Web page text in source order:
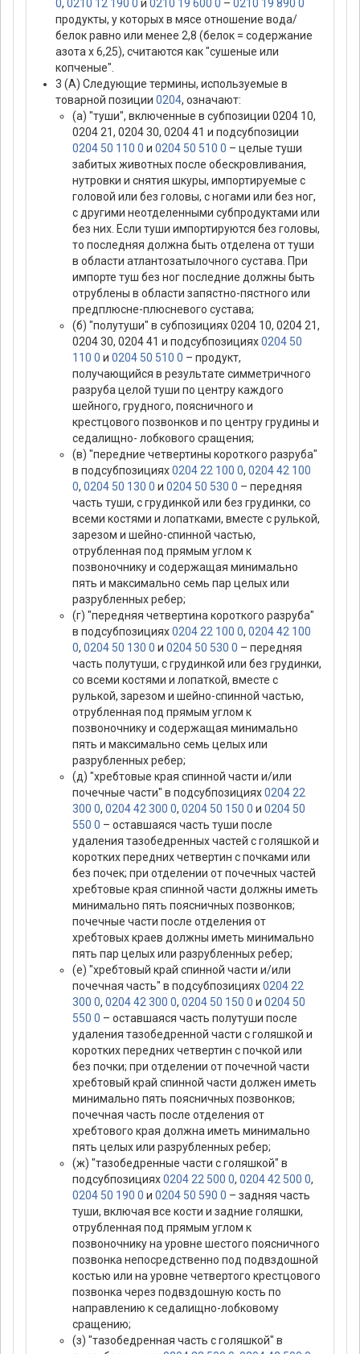
0, 0210 12 190 0 и 0210 19 600 0 – 0210 19 890 0
продукты, у которых в мясе отношение вода/
белок равно или менее 2,8 (белок = содержание
азота х 6,25), считаются как "сушеные или
копченые".
3 (А) Следующие термины, используемые в
товарной позиции 0204, означают:
(а) "туши", включенные в субпозиции 0204 10,
0204 21, 0204 30, 0204 41 и подсубпозиции
0204 50 110 0 и 0204 50 510 0 – целые туши
забитых животных после обескровливания,
нутровки и снятия шкуры, импортируемые с
головой или без головы, с ногами или без ног,
с другими неотделенными субпродуктами или
без них. Если туши импортируются без головы,
то последняя должна быть отделена от туши
в области атлантозатылочного сустава. При
импорте туш без ног последние должны быть
отрублены в области запястно-пястного или
предплюсне-плюсневого сустава;
(б) "полутуши" в субпозициях 0204 10, 0204 21,
0204 30, 0204 41 и подсубпозициях0204 50
110 0 и 0204 50 510 0 – продукт,
получающийся в результате симметричного
разруба целой туши по центру каждого
шейного, грудного, поясничного и
крестцового позвонков и по центру грудины и
седалищно- лобкового сращения;
(в) "передние четвертины короткого разруба"
в подсубпозициях0204 22 100 0, 0204 42 100
0, 0204 50 130 0 и 0204 50 530 0 – передняя
часть туши, с грудинкой или без грудинки, со
всеми костями и лопатками, вместе с рулькой,
зарезом и шейно-спинной частью,
отрубленная под прямым углом к
позвоночнику и содержащая минимально
пять и максимально семь пар целых или
разрубленных ребер;
(г) "передняя четвертина короткого разруба"
в подсубпозициях0204 22 100 0, 0204 42 100
0, 0204 50 130 0 и 0204 50 530 0 – передняя
часть полутуши, с грудинкой или без грудинки,
со всеми костями и лопаткой, вместе с
рулькой, зарезом и шейно-спинной частью,
отрубленная под прямым углом к
позвоночнику и содержащая минимально
пять и максимально семь целых или
разрубленных ребер;
(д) "хребтовые края спинной части и/или
почечные части" в подсубпозициях0204 22
300 0, 0204 42 300 0, 0204 50 150 0 и 0204 50
550 0 – оставшаяся часть туши после
удаления тазобедренных частей с голяшкой и
коротких передних четвертин с почками или
без почек; при отделении от почечных частей
хребтовые края спинной части должны иметь
минимально пять поясничных позвонков;
почечные части после отделения от
хребтовых краев должны иметь минимально
пять пар целых или разрубленных ребер;
(е) "хребтовый край спинной части и/или
почечная часть" в подсубпозициях0204 22
300 0, 0204 42 300 0, 0204 50 150 0 и 0204 50
550 0 – оставшаяся часть полутуши после
удаления тазобедренной части с голяшкой и
коротких передних четвертин с почкой или
без почки; при отделении от почечной части
хребтовый край спинной части должен иметь
минимально пять поясничных позвонков;
почечная часть после отделения от
хребтового края должна иметь минимально
пять целых или разрубленных ребер;
(ж) "тазобедренные части с голяшкой" в
подсубпозициях0204 22 500 0, 0204 42 500 0,
0204 50 190 0 и 0204 50 590 0 – задняя часть
туши, включая все кости и задние голяшки,
отрубленная под прямым углом к
позвоночнику на уровне шестого поясничного
позвонка непосредственно под подвздошной
костью или на уровне четвертого крестцового
позвонка через подвздошную кость по
направлению к седалищно-лобковому
сращению;
(з) "тазобедренная часть с голяшкой" в